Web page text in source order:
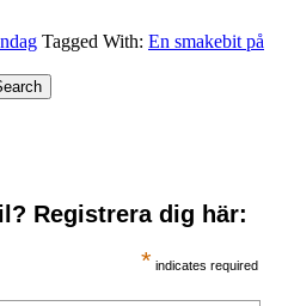
Tagged With: En smakebit på
Registrera dig här:
* indicates required